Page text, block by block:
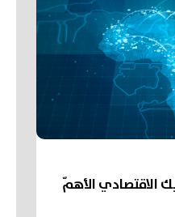
الاقتصادي الأهمّ